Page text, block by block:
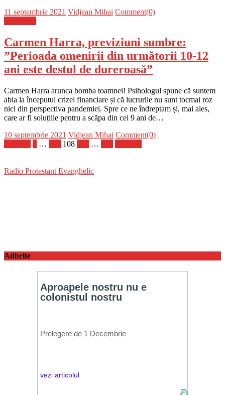
Posted
11 septembrie 2021 Author
Vidjean Mihai Comment(0)
Carmen Harra, previziuni sumbre:
”Perioada omenirii din următorii 10-12
ani este destul de dureroasă”
Carmen Harra arunca bomba toamnei! Psihologul spune că suntem
abia la începutul crizei financiare și că lucrurile nu sunt tocmai roz
nici din perspectiva pandemiei. Spre ce ne îndreptam și, mai ales,
care ar fi soluțiile pentru a scăpa din cei 9 ani de…
Posted
10 septembrie 2021 Author
Vidjean Mihai Comment(0)
Paginație
… 108 …
Radio Protestant Evanghelic
Adbrite